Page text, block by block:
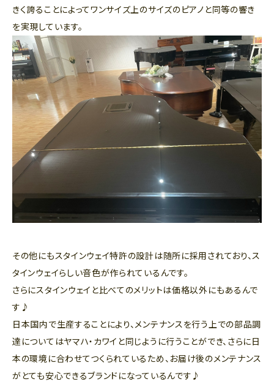
きく誇ることによってワンサイズ上のサイズのピアノと同等の響き
を実現しています。
その他にもスタインウェイ特許の設計は随所に採用されており、ス
タインウェイらしい音色が作られているんです。
さらにスタインウェイと比べてのメリットは価格以外にもあるんで
す♪
日本国内で生産することにより、メンテナンスを行う上での部品調
達についてはヤマハ・カワイと同じように行うことができ、さらに日
本の環境に合わせてつくられているため、お届け後のメンテナンス
がとても安心できるブランドになっているんです♪